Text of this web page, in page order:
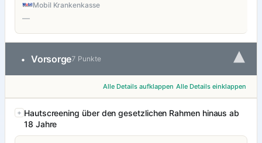
Mobil Krankenkasse
—
• Vorsorge7 Punkte ▾
Alle Details aufklappen Alle Details einklappen
Hautscreening über den gesetzlichen Rahmen hinaus ab
18 Jahre